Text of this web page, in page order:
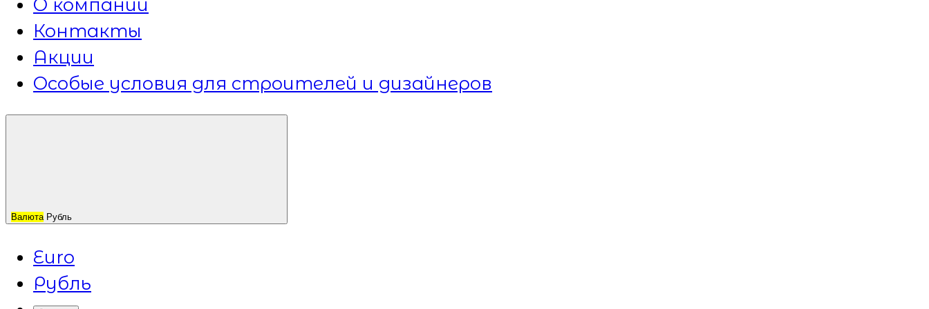
О компании
Контакты
Акции
Особые условия для строителей и дизайнеров
Валюта Рубль
Euro
Рубль